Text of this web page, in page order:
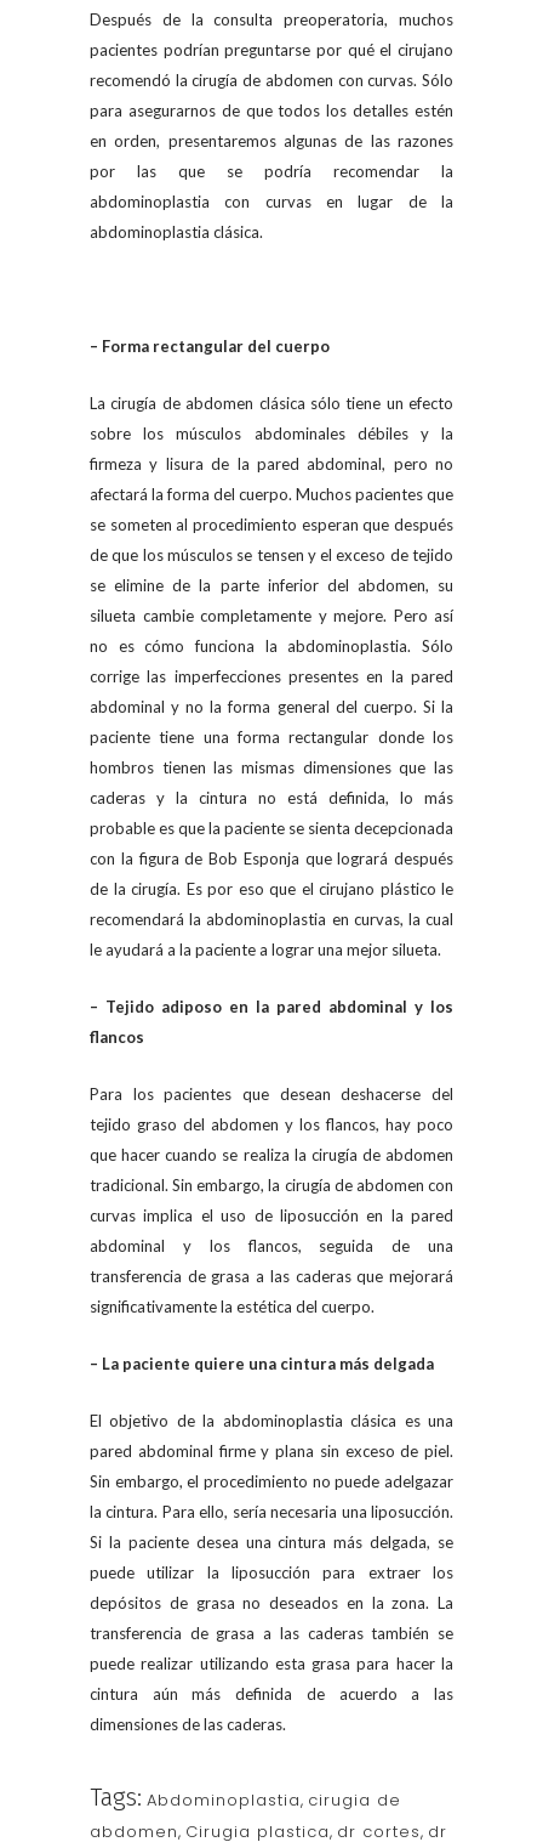
Después de la consulta preoperatoria, muchos
pacientes podrían preguntarse por qué el cirujano
recomendó la cirugía de abdomen con curvas. Sólo
para asegurarnos de que todos los detalles estén
en orden, presentaremos algunas de las razones
por las que se podría recomendar la
abdominoplastia con curvas en lugar de la
abdominoplastia clásica.
– Forma rectangular del cuerpo
La cirugía de abdomen clásica sólo tiene un efecto
sobre los músculos abdominales débiles y la
firmeza y lisura de la pared abdominal, pero no
afectará la forma del cuerpo. Muchos pacientes que
se someten al procedimiento esperan que después
de que los músculos se tensen y el exceso de tejido
se elimine de la parte inferior del abdomen, su
silueta cambie completamente y mejore. Pero así
no es cómo funciona la abdominoplastia. Sólo
corrige las imperfecciones presentes en la pared
abdominal y no la forma general del cuerpo. Si la
paciente tiene una forma rectangular donde los
hombros tienen las mismas dimensiones que las
caderas y la cintura no está definida, lo más
probable es que la paciente se sienta decepcionada
con la figura de Bob Esponja que logrará después
de la cirugía. Es por eso que el cirujano plástico le
recomendará la abdominoplastia en curvas, la cual
le ayudará a la paciente a lograr una mejor silueta.
– Tejido adiposo en la pared abdominal y los
flancos
Para los pacientes que desean deshacerse del
tejido graso del abdomen y los flancos, hay poco
que hacer cuando se realiza la cirugía de abdomen
tradicional. Sin embargo, la cirugía de abdomen con
curvas implica el uso de liposucción en la pared
abdominal y los flancos, seguida de una
transferencia de grasa a las caderas que mejorará
significativamente la estética del cuerpo.
– La paciente quiere una cintura más delgada
El objetivo de la abdominoplastia clásica es una
pared abdominal firme y plana sin exceso de piel.
Sin embargo, el procedimiento no puede adelgazar
la cintura. Para ello, sería necesaria una liposucción.
Si la paciente desea una cintura más delgada, se
puede utilizar la liposucción para extraer los
depósitos de grasa no deseados en la zona. La
transferencia de grasa a las caderas también se
puede realizar utilizando esta grasa para hacer la
cintura aún más definida de acuerdo a las
dimensiones de las caderas.
Tags: Abdominoplastia, cirugia de
abdomen, Cirugia plastica, dr cortes, dr